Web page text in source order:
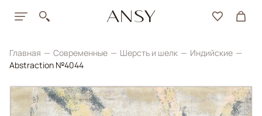
Главная Современные Шерсть и шелк
Индийские
Abstraction №4044